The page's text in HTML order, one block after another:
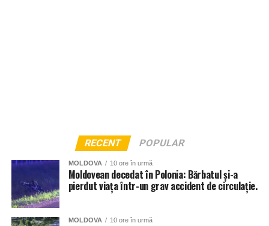
RECENT POPULAR
MOLDOVA 10 ore în urmă
Moldovean decedat în Polonia: Bărbatul și-a
pierdut viața într-un grav accident de circulație.
MOLDOVA 10 ore în urmă